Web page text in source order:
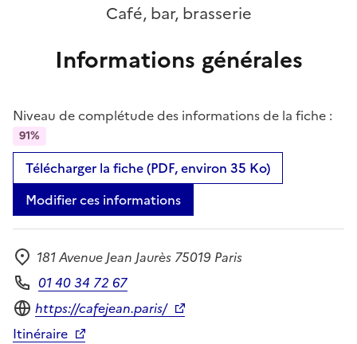
Café, bar, brasserie
Informations générales
Niveau de complétude des informations de la fiche :
91%
Télécharger la fiche (PDF, environ 35 Ko)
Modifier ces informations
Adresse
181 Avenue Jean Jaurès 75019 Paris
Téléphone
01 40 34 72 67
Site internet
https://cafejean.paris/
Itinéraire